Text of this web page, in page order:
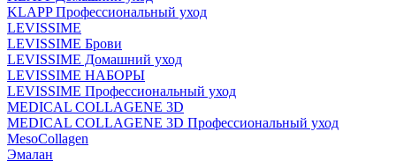
KLAPP Профессиональный уход
LEVISSIME
LEVISSIME Брови
LEVISSIME Домашний уход
LEVISSIME НАБОРЫ
LEVISSIME Профессиональный уход
MEDICAL COLLAGENE 3D
MEDICAL COLLAGENE 3D Профессиональный уход
MesoCollagen
Эмалан